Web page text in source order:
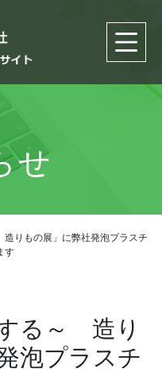
せ
りもの展」に弊社発泡プラスチ
す
する～ 造り
泡プラスチ